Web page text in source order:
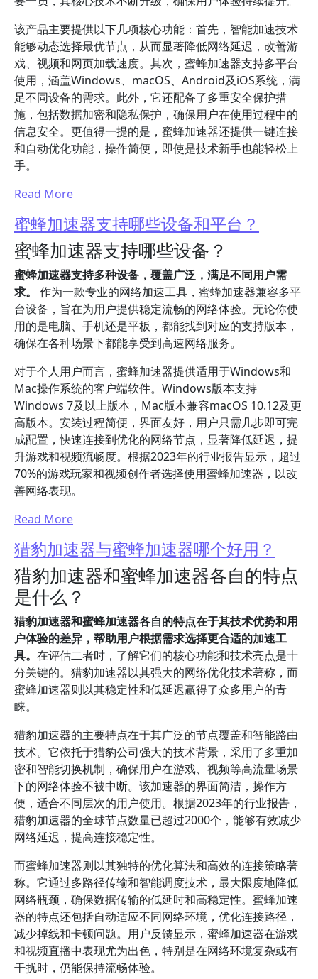
该产品主要提供以下几项核心功能：首先，智能加速技术
能够动态选择最优节点，从而显著降低网络延迟，改善游
戏、视频和网页加载速度。其次，蜜蜂加速器支持多平台
使用，涵盖Windows、macOS、Android及iOS系统，满
足不同设备的需求。此外，它还配备了多重安全保护措
施，包括数据加密和隐私保护，确保用户在使用过程中的
信息安全。更值得一提的是，蜜蜂加速器还提供一键连接
和自动优化功能，操作简便，即使是技术新手也能轻松上
手。
Read More
蜜蜂加速器支持哪些设备和平台？
蜜蜂加速器支持哪些设备？
蜜蜂加速器支持多种设备，覆盖广泛，满足不同用户需
求。
作为一款专业的网络加速工具，蜜蜂加速器兼容多平
台设备，旨在为用户提供稳定流畅的网络体验。无论你使
用的是电脑、手机还是平板，都能找到对应的支持版本，
确保在各种场景下都能享受到高速网络服务。
对于个人用户而言，蜜蜂加速器提供适用于Windows和
Mac操作系统的客户端软件。Windows版本支持
Windows 7及以上版本，Mac版本兼容macOS 10.12及更
高版本。安装过程简便，界面友好，用户只需几步即可完
成配置，快速连接到优化的网络节点，显著降低延迟，提
升游戏和视频流畅度。根据2023年的行业报告显示，超过
70%的游戏玩家和视频创作者选择使用蜜蜂加速器，以改
善网络表现。
Read More
猎豹加速器与蜜蜂加速器哪个好用？
猎豹加速器和蜜蜂加速器各自的特点
是什么？
猎豹加速器和蜜蜂加速器各自的特点在于其技术优势和用
户体验的差异，帮助用户根据需求选择更合适的加速工
具。 在评估二者时，了解它们的核心功能和技术亮点是十
分关键的。猎豹加速器以其强大的网络优化技术著称，而
蜜蜂加速器则以其稳定性和低延迟赢得了众多用户的青
睐。
猎豹加速器的主要特点在于其广泛的节点覆盖和智能路由
技术。它依托于猎豹公司强大的技术背景，采用了多重加
密和智能切换机制，确保用户在游戏、视频等高流量场景
下的网络体验不被中断。该加速器的界面简洁，操作方
便，适合不同层次的用户使用。根据2023年的行业报告，
猎豹加速器的全球节点数量已超过2000个，能够有效减少
网络延迟，提高连接稳定性。
而蜜蜂加速器则以其独特的优化算法和高效的连接策略著
称。它通过多路径传输和智能调度技术，最大限度地降低
网络瓶颈，确保数据传输的低延时和高稳定性。蜜蜂加速
器的特点还包括自动适应不同网络环境，优化连接路径，
减少掉线和卡顿问题。用户反馈显示，蜜蜂加速器在游戏
和视频直播中表现尤为出色，特别是在网络环境复杂或有
干扰时，仍能保持流畅体验。